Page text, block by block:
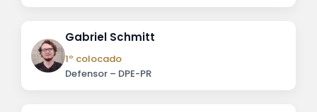
Gabriel Schmitt
1º colocado
Defensor – DPE-PR